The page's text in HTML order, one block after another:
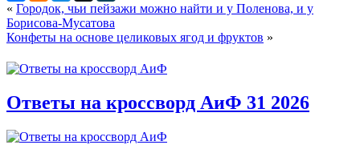
« Городок, чьи пейзажи можно найти и у Поленова, и у
Борисова-Мусатова
Конфеты на основе целиковых ягод и фруктов »
Ответы на кроссворд АиФ 31 2026